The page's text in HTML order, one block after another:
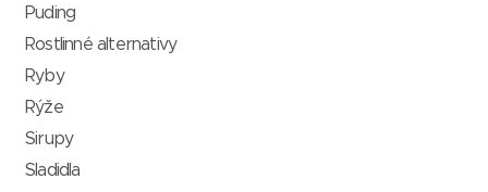
Puding
Rostlinné alternativy
Ryby
Rýže
Sirupy
Sladidla